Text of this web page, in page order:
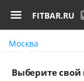
FITBAR.RU
Москва
Выберите свой